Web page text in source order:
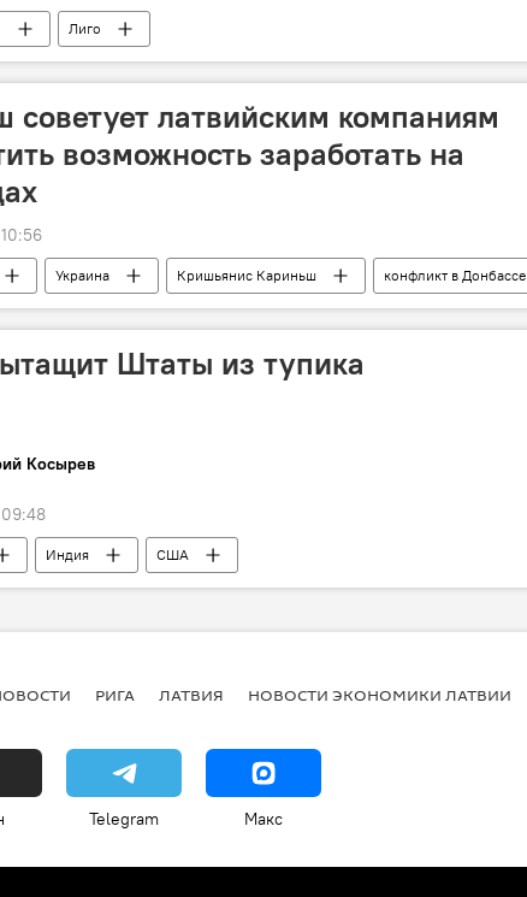
Лиго
советует латвийским компаниям
возможность заработать на
Украина Кришьянис Кариньш конфликт в Донбассе
Штаты из тупика
Косырев
Индия США
РИГА ЛАТВИЯ НОВОСТИ ЭКОНОМИКИ ЛАТВИИ
Telegram Макс